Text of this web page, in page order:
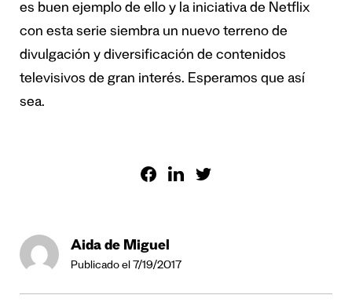
es buen ejemplo de ello y la iniciativa de Netflix
con esta serie siembra un nuevo terreno de
divulgación y diversificación de contenidos
televisivos de gran interés. Esperamos que así
sea.
Aida de Miguel
Publicado el 7/19/2017